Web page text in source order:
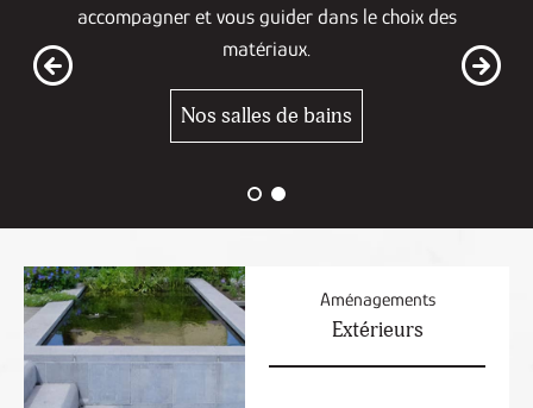
accompagner et vous guider dans le choix des
matériaux.
Nos salles de bains
Aménagements
Extérieurs